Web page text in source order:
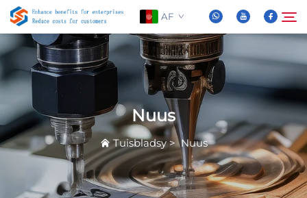
AF
Oor Ons
Produkte
Soek
Nuus
Tuisbladsy>Nuus